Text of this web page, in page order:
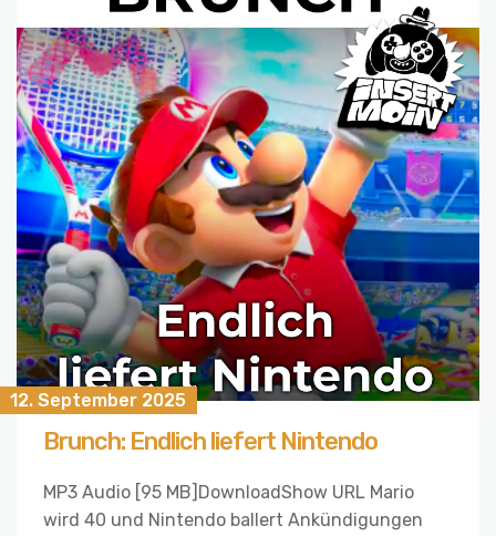
12. September 2025
Brunch: Endlich liefert Nintendo
MP3 Audio [95 MB]DownloadShow URL Mario
wird 40 und Nintendo ballert Ankündigungen